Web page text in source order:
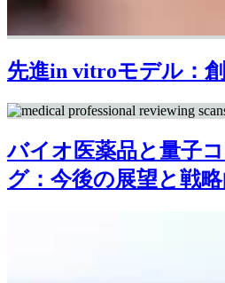
先進in vitroモデル：
バイオ医薬品と量子
グ：今後の展望と戦